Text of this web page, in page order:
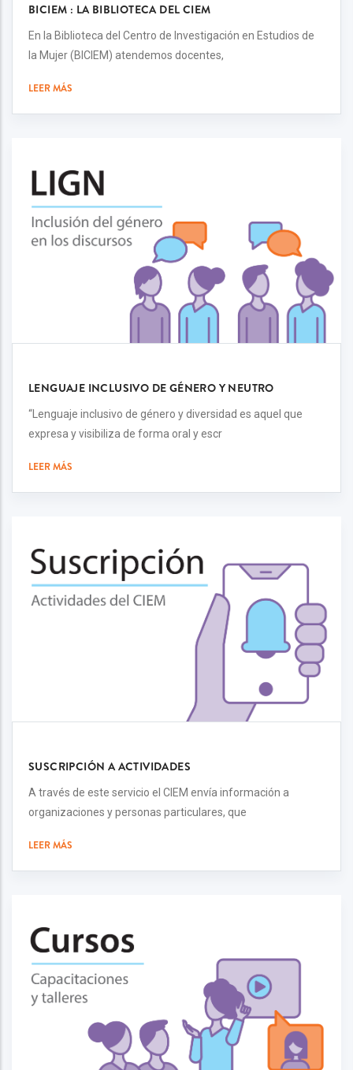
BICIEM : LA BIBLIOTECA DEL CIEM
En la Biblioteca del Centro de Investigación en Estudios de
la Mujer (BICIEM) atendemos docentes,
LEER MÁS
LENGUAJE INCLUSIVO DE GÉNERO Y NEUTRO
“Lenguaje inclusivo de género y diversidad es aquel que
expresa y visibiliza de forma oral y escr
LEER MÁS
SUSCRIPCIÓN A ACTIVIDADES
A través de este servicio el CIEM envía información a
organizaciones y personas particulares, que
LEER MÁS